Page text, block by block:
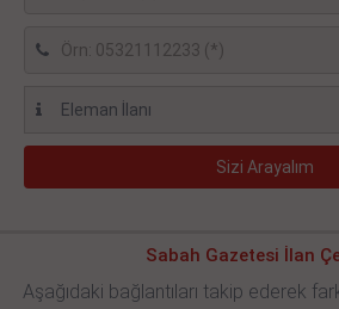
Sabah Gazetesi İlan
Aşağıdaki bağlantıları takip ederek